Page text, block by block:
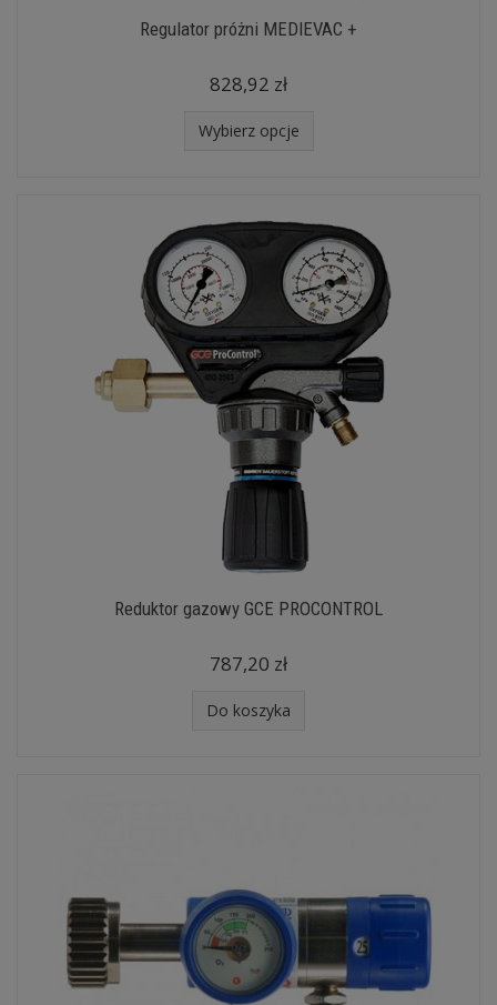
Regulator próżni MEDIEVAC +
828,92 zł
Wybierz opcje
Reduktor gazowy GCE PROCONTROL
787,20 zł
Do koszyka